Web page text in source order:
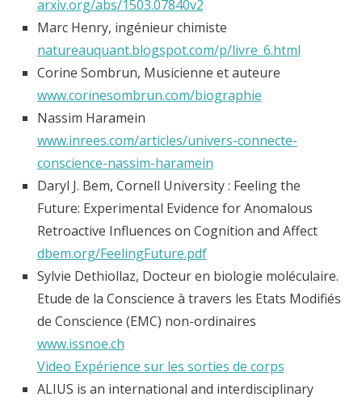
arxiv.org/abs/1503.07840v2
Marc Henry, ingénieur chimiste
natureauquant.blogspot.com/p/livre_6.html
Corine Sombrun, Musicienne et auteure
www.corinesombrun.com/biographie
Nassim Haramein
www.inrees.com/articles/univers-connecte-
conscience-nassim-haramein
Daryl J. Bem, Cornell University : Feeling the
Future: Experimental Evidence for Anomalous
Retroactive Influences on Cognition and Affect
dbem.org/FeelingFuture.pdf
Sylvie Dethiollaz, Docteur en biologie moléculaire.
Etude de la Conscience à travers les Etats Modifiés
de Conscience (EMC) non-ordinaires
www.issnoe.ch
Video Expérience sur les sorties de corps
ALIUS is an international and interdisciplinary